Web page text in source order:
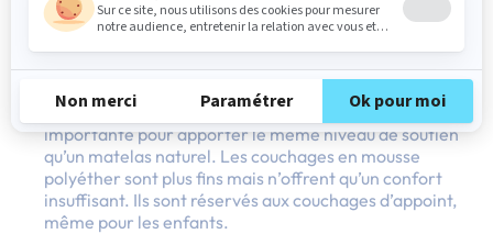
Lesmatelas en fibres naturelles sont plutôt fins, autour
laine, en fibre de coco, en bambou, en coton, etc.
Les matelas en mousse polyuréthane sont plus épais
entre 16 et 20 cm. Il faut, en effet, une épaisseur plus
importante pour apporter le même niveau de soutien
qu’un matelas naturel. Les couchages en mousse
polyéther sont plus fins mais n’offrent qu’un confort
insuffisant. Ils sont réservés aux couchages d’appoint,
même pour les enfants.